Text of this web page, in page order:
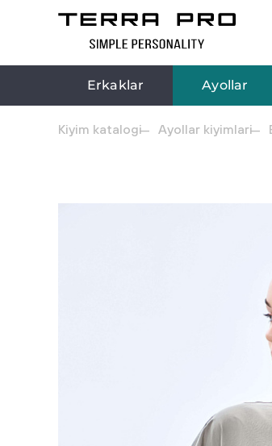
Erkaklar Ayollar
Kiyim katalogi Ayollar kiyimlari